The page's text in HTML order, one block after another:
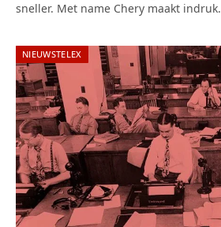
sneller. Met name Chery maakt indruk.
NIEUWSTELEX